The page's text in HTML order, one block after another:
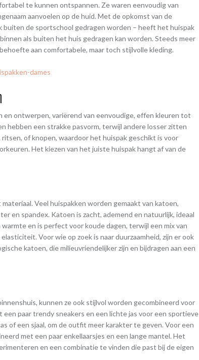
te kunnen ontspannen. Ze waren eenvoudig van
aanvoelen op de huid. Met de opkomst van de
buiten de sportschool gedragen worden – heeft het huispak
als buiten het huis gedragen kan worden. Steeds meer
aan comfortabele, maar toch stijlvolle kleding.
dames
en ontwerpen, variërend van eenvoudige, effen kleuren tot
hebben een strakke pasvorm, terwijl andere losser zitten
of knopen, waardoor het huispak geschikt is voor
Het kiezen van het juiste huispak hangt af van de
Veel huispakken worden gemaakt van katoen,
en spandex. Katoen is zacht, ademend en natuurlijk, ideaal
en is perfect voor koude dagen, terwijl een mix van
Voor wie op zoek is naar duurzaamheid, zijn er ook
katoen, die milieuvriendelijker zijn en bijdragen aan een
kunnen ze ook stijlvol worden gecombineerd voor
paar trendy sneakers en een lichte jas voor een sportieve
of een sjaal, om de outfit meer karakter te geven. Voor een
met een paar enkellaarsjes en een lange mantel. Het
en een combinatie te vinden die past bij de eigen